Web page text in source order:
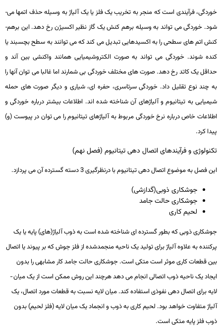
خوردگی، فرآیندی است که منجر به تخریب یک فلز یا یک آلیاژ به وسیله حذف اتم­ها می­
شود. خوردگی می­ تواند به وسیله برهم­ کنش یک گاز نظیر اکسیژن رخ دهد. این برهم­
کنش اتم­ های سطحی را به اکسیدهایی تبدیل می­ کند که می­ توانند به سطح بچسبند یا
کنده شوند. خوردگی می ­تواند به صورت الکتروشیمیایی همانند واکنشی بین آند و
حداقل یک کاتد رخ دهد. صورت­ های مختلف خوردگی بی شمارند اما غالبا می­ توان آنها را
به چند نوع تقلیل داد. خوردگی سرتاسری، حفره ­ای، شیاری و دیگر صورت­ های حمله
شیمیایی به تیتانیوم و آلیاژهای آن شناخته شده ­اند. اطلاعات بیشتر درباره خوردگی و
اطلاعات خاص درباره نرخ خوردگی مربوط به آلیاژهای تیتانیوم را می ­توان در پیوست (و)
پیدا کرد.
تکنولوژی و فرآیندهای اتصال دهی تیتانیوم (فصل نهم)
این فصل به موضوع اتصال­ دهی تیتانیوم با درنظرگیری 3 دسته گسترده آن می­ پردازد.
جوشکاری ذوبی(گدازشی)
جوشکاری حالت جامد
لحیم­ کاری
جوشکاری ذوبی که بطور گسترده ­ای شناخته شده است به ذوب آلیاژ(های) پایه یا یک
پرکننده به علاوه آلیاژ برای تولید یک ناحیه منجمدشده از فلز جوش که بر پیوند یا اتصال
بین قطعات کاری موثر است متکی است. جوشکاری حالت جامد کار مشابهی را بدون
ایجاد یک ناحیه ذوب اتصالی انجام می ­دهد هرچند این روش ممکن است از یک میان ­
لایه برای اتصال­ دهی نفوذی استفاده کند. میان ­لایه نسبت به قطعات مورد اتصال، یک
آلیاژ متفاوت خواهد بود. لحیم­ کاری به ذوب و انجماد یک میان ­لایه (فلز لحیم) بدون
ذوب فلز پایه متکی است.